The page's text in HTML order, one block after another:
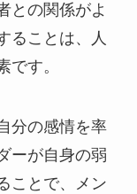
との関係がよ
ることは、人
です。
分の感情を率
ーが自身の弱
ことで、メン